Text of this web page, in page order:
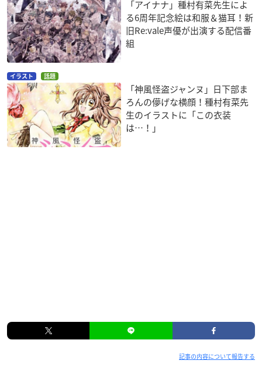
「アイナナ」種村有菜先生によ
る6周年記念絵は和服＆猫耳！新
旧Re:vale声優が出演する配信番
組
イラスト 話題
「神風怪盗ジャンヌ」日下部ま
ろんの儚げな横顔！種村有菜先
生のイラストに「この衣装
は…！」
記事の内容について報告する